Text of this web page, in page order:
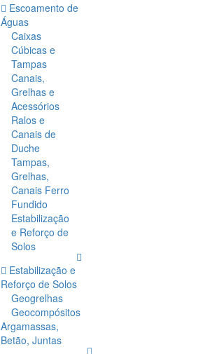
Escoamento de
Águas
Caixas
Cúbicas e
Tampas
Canais,
Grelhas e
Acessórios
Ralos e
Canais de
Duche
Tampas,
Grelhas,
Canais Ferro
Fundido
Estabilização
e Reforço de
Solos
Estabilização e
Reforço de Solos
Geogrelhas
Geocompósitos
Argamassas,
Betão, Juntas